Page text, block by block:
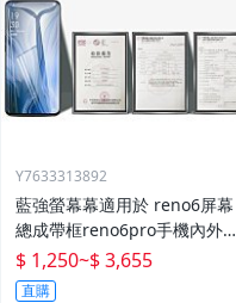
Y7633313892
藍強螢幕幕適用於 reno6屏幕
總成帶框reno6pro手機內外顯
示屏拆機原廠更換液晶玻璃維
修一體屏內屏外屏
$ 1,250~$ 3,655
直購